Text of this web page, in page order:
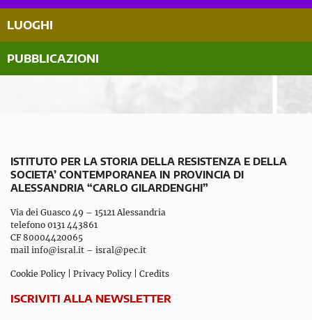
LUOGHI
PUBBLICAZIONI
ISTITUTO PER LA STORIA DELLA RESISTENZA E DELLA
SOCIETA’ CONTEMPORANEA IN PROVINCIA DI
ALESSANDRIA “CARLO GILARDENGHI”
Via dei Guasco 49 – 15121 Alessandria
telefono 0131 443861
CF 80004420065
mail info@isral.it – isral@pec.it
Cookie Policy Privacy Policy Credits
ISCRIVITI ALLA NEWSLETTER